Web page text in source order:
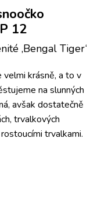
12
‚Bengal Tiger‘
krásně, a to v
na slunných
avšak dostatečně
trvalkových
trvalkami.